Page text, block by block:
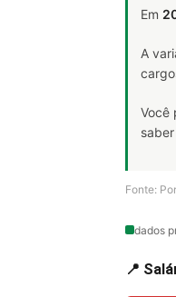
Em
A
Você
Fonte:
dados
📍